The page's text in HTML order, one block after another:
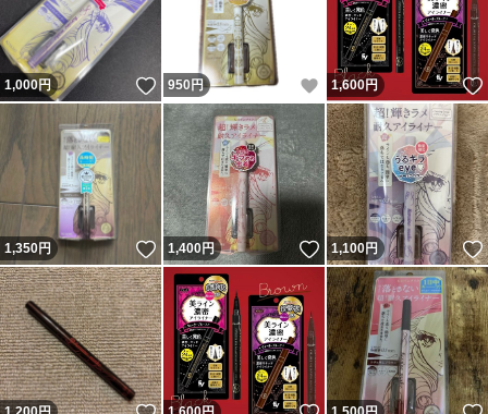
1,000円 いいね！
950 円 いいね！
1,600円
1,350円 いいね！
1,400円 いいね！
1,100円